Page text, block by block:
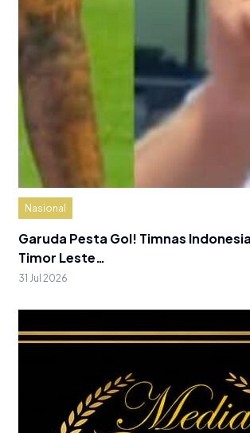
Nasional
Garuda Pesta Gol! Timnas
Timor Leste…
31 Jul 2026